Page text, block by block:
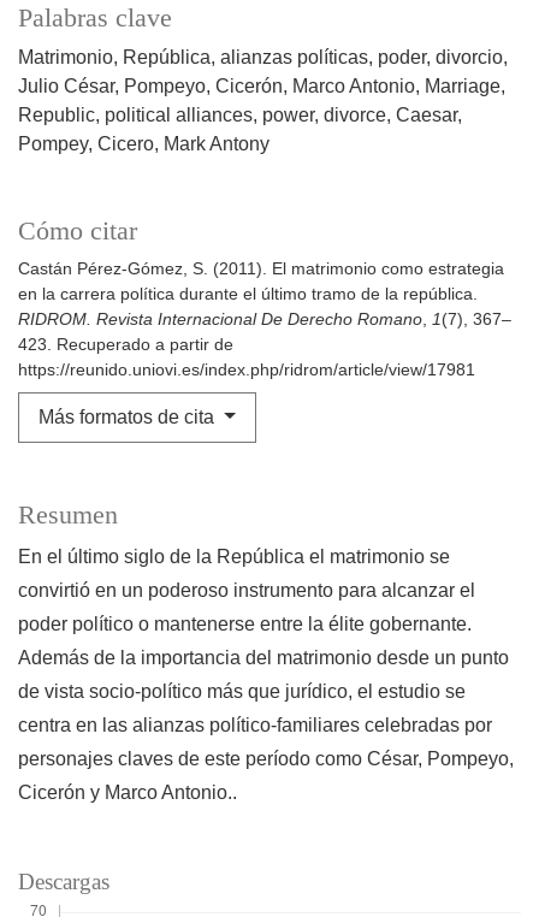
Palabras clave
Matrimonio República alianzas políticas poder divorcio
Julio César Pompeyo Cicerón Marco Antonio Marriage
Republic political alliances power divorce Caesar
Pompey Cicero Mark Antony
Cómo citar
Castán Pérez-Gómez, S. (2011). El matrimonio como estrategia
en la carrera política durante el último tramo de la república.
RIDROM. Revista Internacional De Derecho Romano, 1(7), 367–
423. Recuperado a partir de
https://reunido.uniovi.es/index.php/ridrom/article/view/17981
Más formatos de cita
Resumen
En el último siglo de la República el matrimonio se
convirtió en un poderoso instrumento para alcanzar el
poder político o mantenerse entre la élite gobernante.
Además de la importancia del matrimonio desde un punto
de vista socio-político más que jurídico, el estudio se
centra en las alianzas político-familiares celebradas por
personajes claves de este período como César, Pompeyo,
Cicerón y Marco Antonio..
Descargas